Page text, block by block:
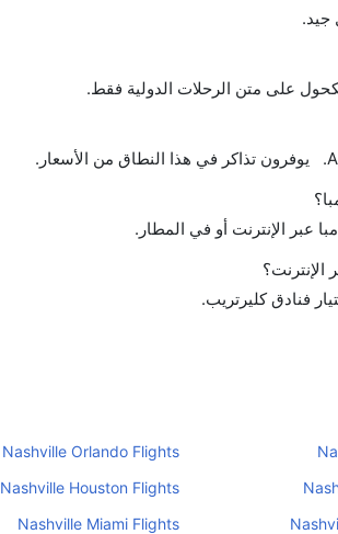
جيد.
على متن الرحلات الدولية فقط.
عبر الإنترنت أو في المطار.
فنادق كليرتريب.
Nashville Orlando Flights
Nashville Houston Flights
Nashville Miami Flights